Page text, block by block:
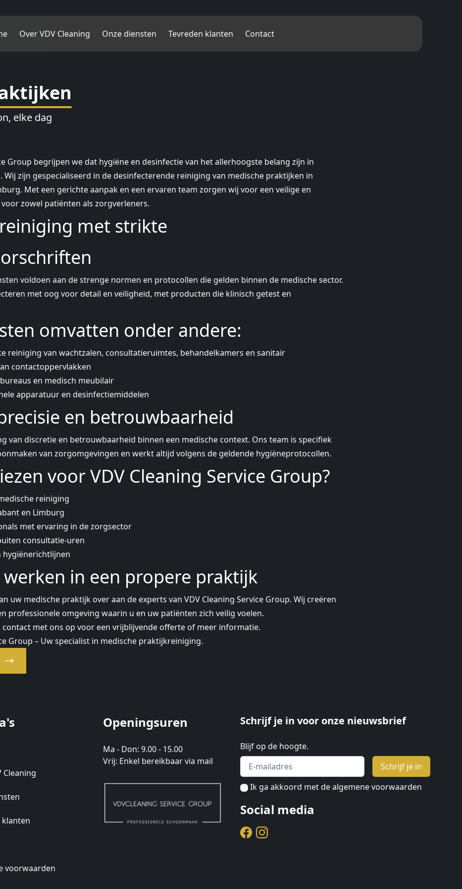
Over VDV Cleaning Onze diensten Tevreden klanten Contact
elke dag
Group begrijpen we dat hygiëne en desinfectie van het allerhoogste belang zijn in
Wij zijn gespecialiseerd in de desinfecterende reiniging van medische praktijken in
Met een gerichte aanpak en een ervaren team zorgen wij voor een veilige en
zowel patiënten als zorgverleners.
met strikte
voldoen aan de strenge normen en protocollen die gelden binnen de medische sector.
met oog voor detail en veiligheid, met producten die klinisch getest en
omvatten onder andere:
reiniging van wachtzalen, consultatieruimtes, behandelkamers en sanitair
contactoppervlakken
en medisch meubilair
apparatuur en desinfectiemiddelen
en betrouwbaarheid
van discretie en betrouwbaarheid binnen een medische context. Ons team is specifiek
van zorgomgevingen en werkt altijd volgens de geldende hygiëneprotocollen.
voor VDV Cleaning Service Group?
reiniging
en Limburg
met ervaring in de zorgsector
consultatie-uren
hygiënerichtlijnen
in een propere praktijk
uw medische praktijk over aan de experts van VDV Cleaning Service Group. Wij creëren
professionele omgeving waarin u en uw patiënten zich veilig voelen.
contact met ons op voor een vrijblijvende offerte of meer informatie.
Group – Uw specialist in medische praktijkreiniging.
Cleaning
klanten
voorwaarden
Openingsuren
Ma - Don: 9.00 - 15.00
Vrij: Enkel bereikbaar via mail
Schrijf je in voor onze nieuwsbrief
Blijf op de hoogte.
Email address
Schrijf je in
Ik ga akkoord met de algemene voorwaarden
Social media